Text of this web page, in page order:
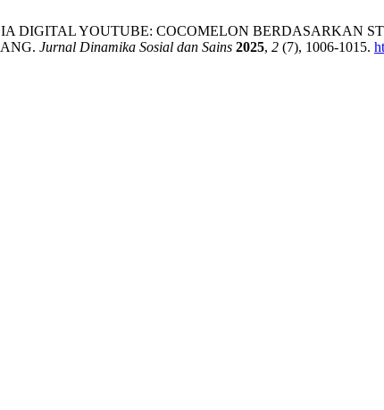
DIGITAL YOUTUBE: COCOMELON BERDASARKAN
Jurnal Dinamika Sosial dan Sains 2025, 2 (7), 1006-1015.